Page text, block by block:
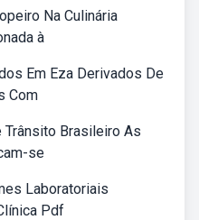
Na Culinária
à
Em Eza Derivados De
Com
Trânsito Brasileiro As
se
Laboratoriais
Pdf